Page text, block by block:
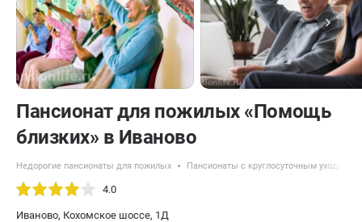
Пансионат для пожилых «Помощь
близких» в Иваново
Недорогие пансионаты для пожилых Пансионаты с круглосуточным уходом
4.0
Иваново, Кохомское шоссе, 1Д